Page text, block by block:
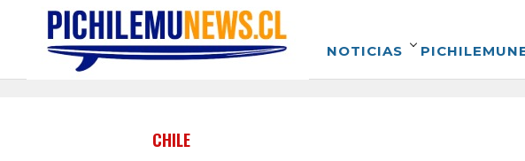
NOTICIAS
CHILE